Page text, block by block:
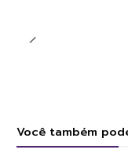
Você também